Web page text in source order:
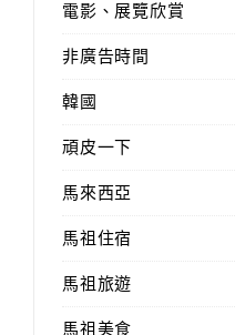
電影、展覽欣賞
非廣告時間
韓國
頑皮一下
馬來西亞
馬祖住宿
馬祖旅遊
馬祖美食